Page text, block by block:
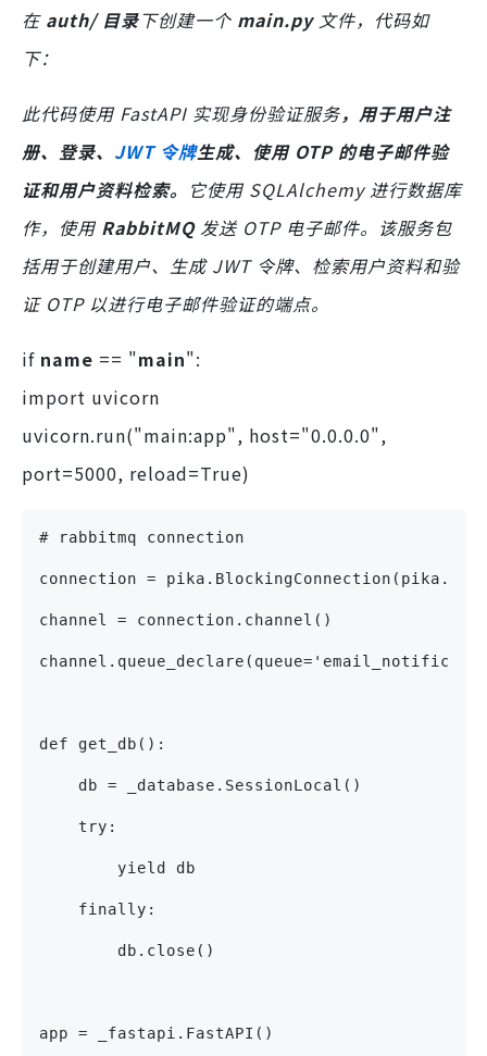
在 auth/ 目录下创建一个 main.py 文件，代码如
下：
此代码使用 FastAPI 实现身份验证服务，用于用户注
册、登录、 JWT 令牌生成、使用 OTP 的电子邮件验
证和用户资料检索。 它使用 SQLAlchemy 进行数据库
作，使用 RabbitMQ发送 OTP 电子邮件。该服务包
括用于创建用户、生成 JWT 令牌、检索用户资料和验
证 OTP 以进行电子邮件验证的端点。
if name == "main":
import uvicorn
uvicorn.run("main:app", host="0.0.0.0",
port=5000, reload=True)
# rabbitmq connection
connection =
channel = connection.channel()
def get_db():
    db = _database.SessionLocal()
    try:
        yield db
    finally:
        db.close()
app = _fastapi.FastAPI()